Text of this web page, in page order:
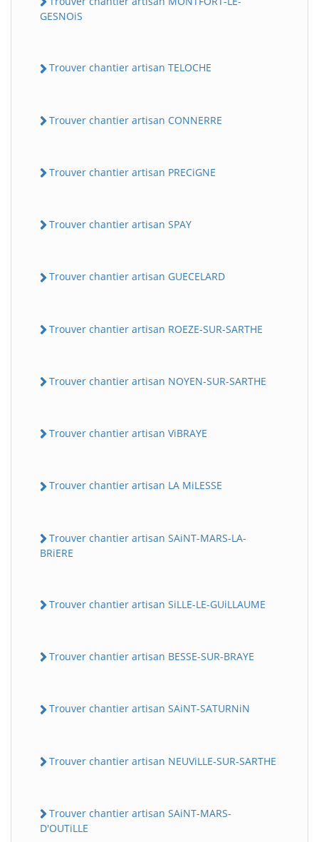
GESNOiS
Trouver chantier artisan TELOCHE
Trouver chantier artisan CONNERRE
Trouver chantier artisan PRECiGNE
Trouver chantier artisan SPAY
Trouver chantier artisan GUECELARD
Trouver chantier artisan ROEZE-SUR-SARTHE
Trouver chantier artisan NOYEN-SUR-SARTHE
Trouver chantier artisan ViBRAYE
Trouver chantier artisan LA MiLESSE
Trouver chantier artisan SAiNT-MARS-LA-
BRiERE
Trouver chantier artisan SiLLE-LE-GUiLLAUME
Trouver chantier artisan BESSE-SUR-BRAYE
Trouver chantier artisan SAiNT-SATURNiN
Trouver chantier artisan NEUViLLE-SUR-SARTHE
Trouver chantier artisan SAiNT-MARS-
D'OUTiLLE